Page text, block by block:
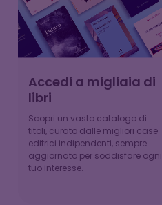
Accedi a migliaia di
libri
Scopri un vasto catalogo di
titoli, curato dalle migliori case
editrici indipendenti, sempre
aggiornato per soddisfare ogni
tuo interesse.